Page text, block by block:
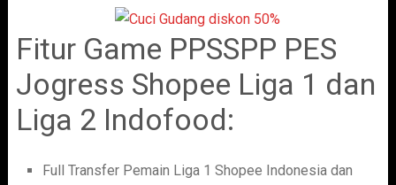
Fitur Game PPSSPP PES
Jogress Shopee Liga 1 dan
Liga 2 Indofood:
Full Transfer Pemain Liga 1 Shopee Indonesia dan